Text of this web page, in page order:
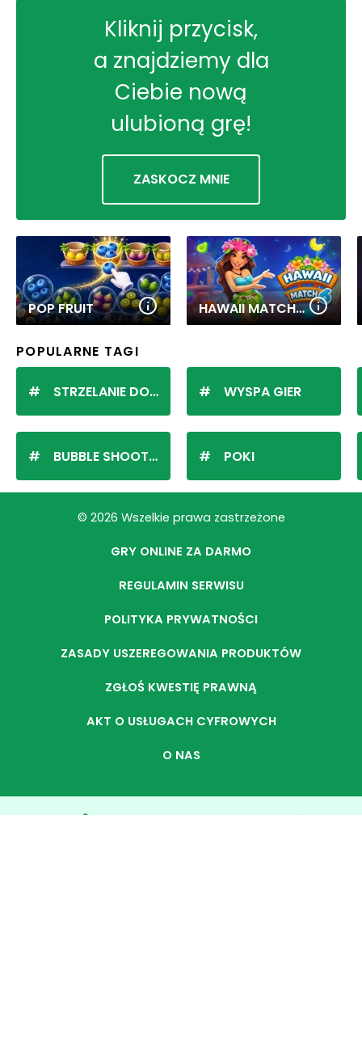
Kliknij przycisk,
a znajdziemy dla
Ciebie nową
ulubioną grę!
ZASKOCZ MNIE
POP FRUIT HAWAII MATCH 6
POPULARNE TAGI
STRZELANIE DO KULEK
BUBBLE SHOOTER
WYSPA GIER
POKI
© 2026 Wszelkie prawa zastrzeżone
GRY ONLINE ZA DARMO
REGULAMIN SERWISU
POLITYKA PRYWATNOŚCI
ZASADY USZEREGOWANIA PRODUKTÓW
ZGŁOŚ KWESTIĘ PRAWNĄ
AKT O USŁUGACH CYFROWYCH
O NAS